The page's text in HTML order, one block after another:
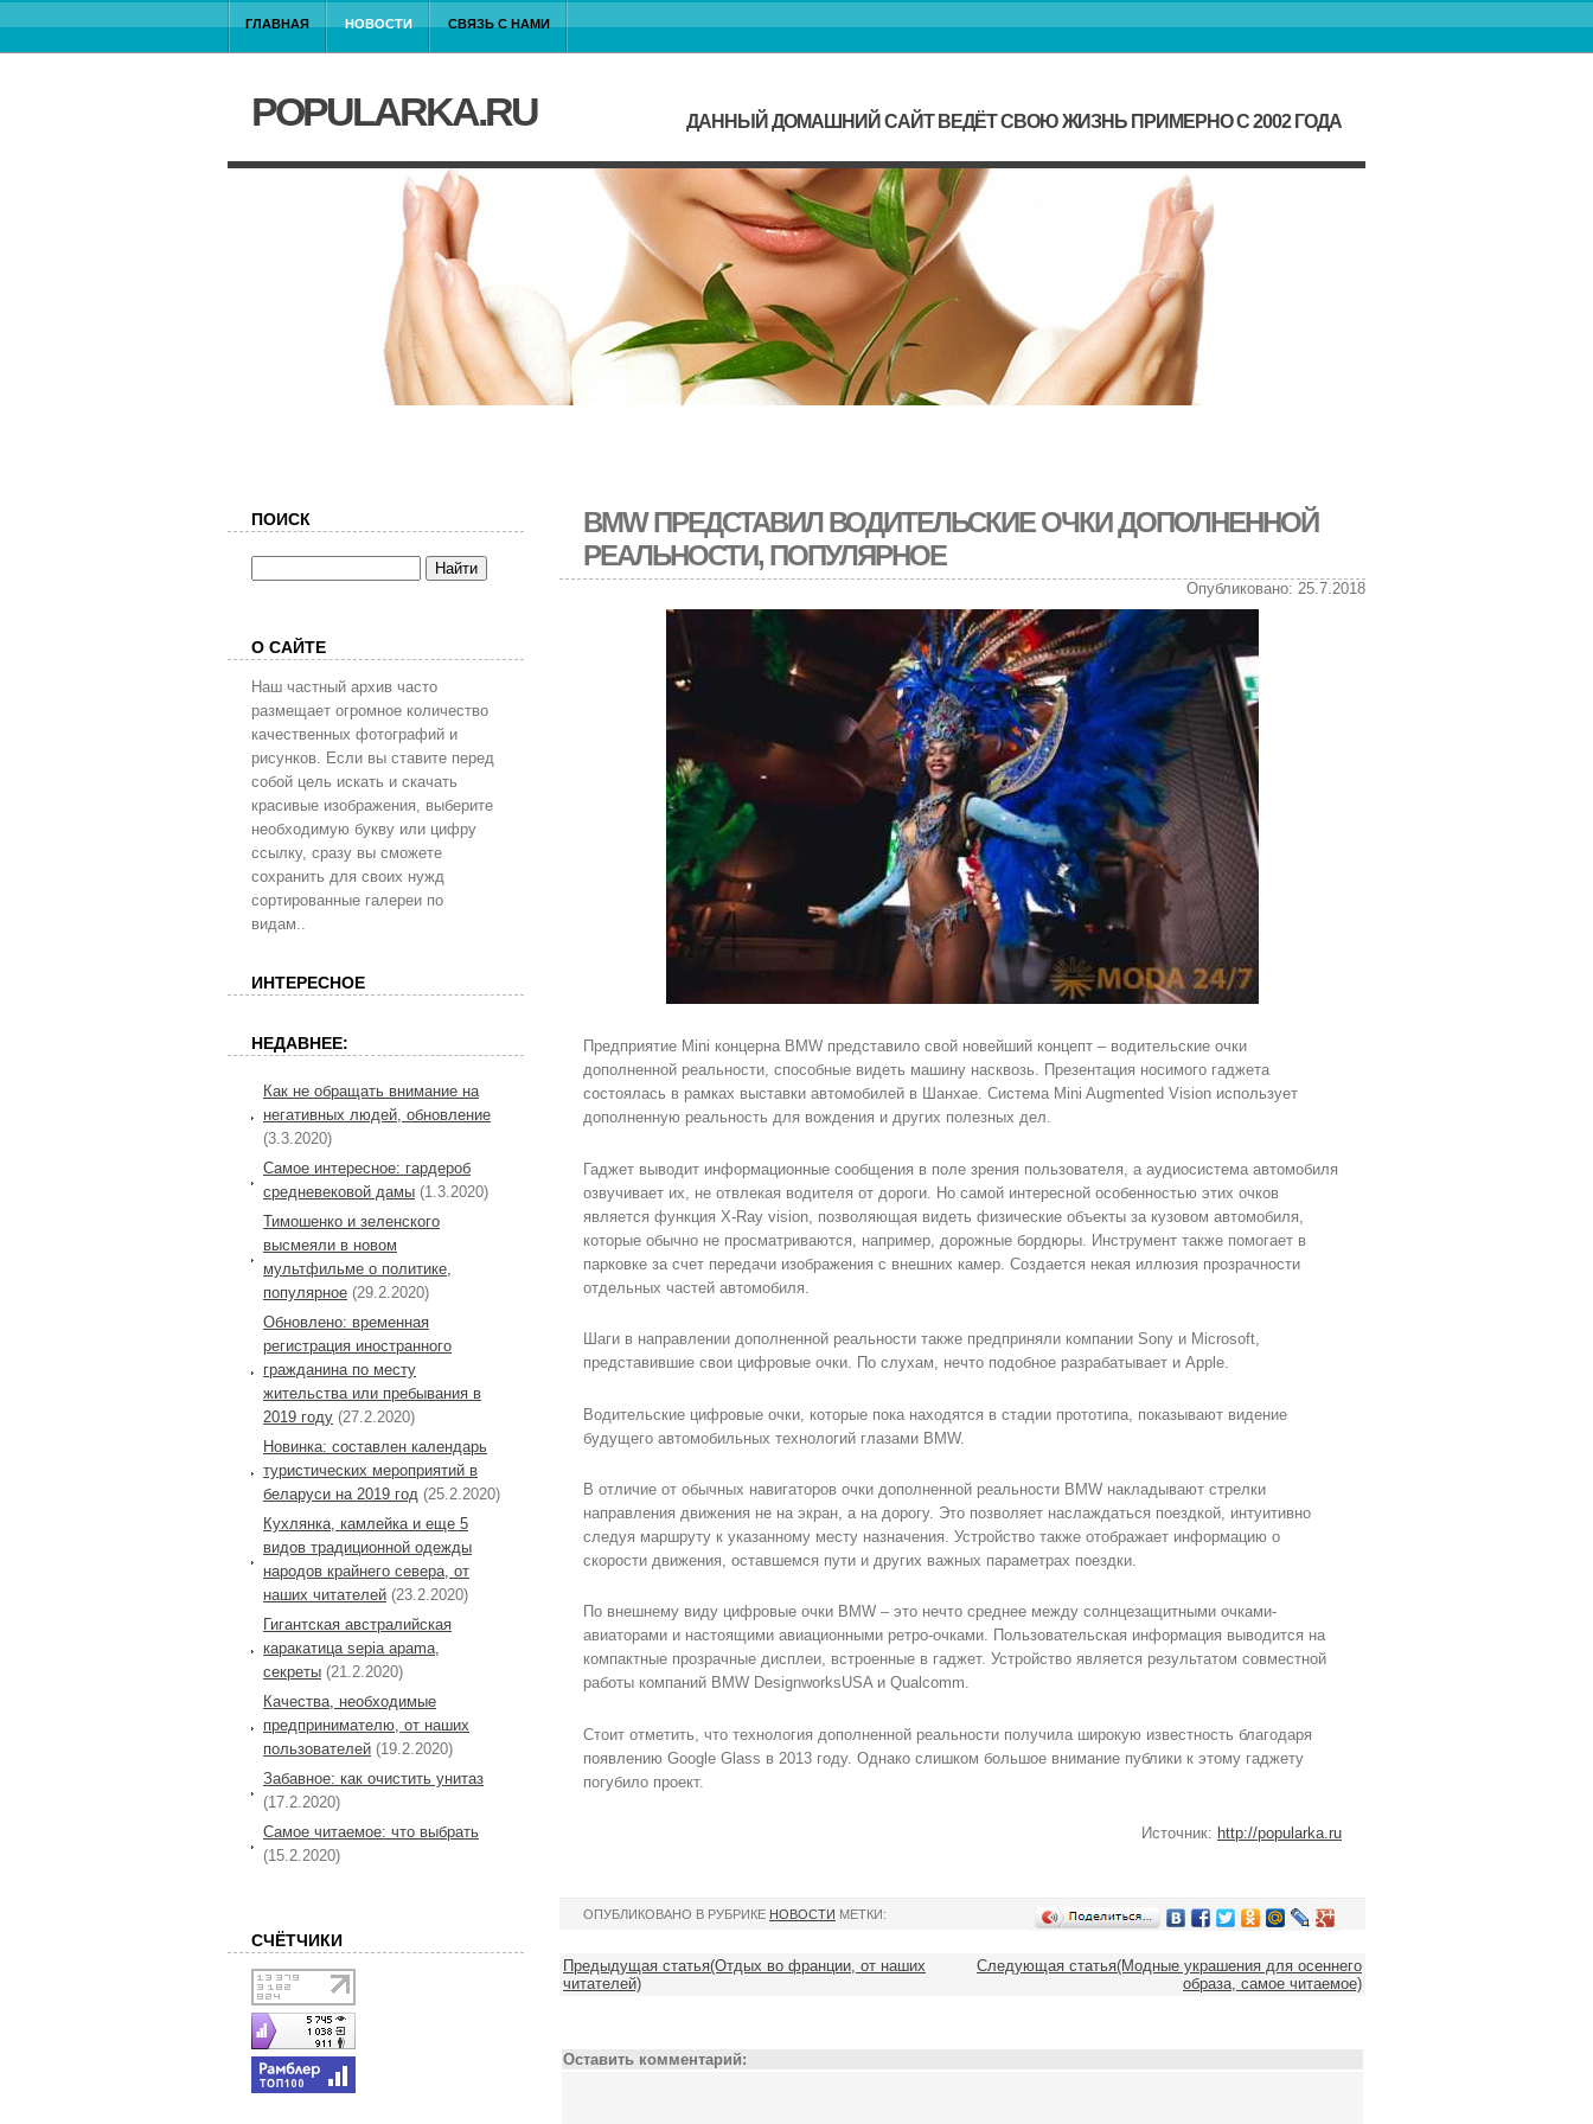
ГЛАВНАЯ НОВОСТИ СВЯЗЬ С НАМИ
POPULARKA.RU ДАННЫЙ ДОМАШНИЙ САЙТ ВЕДЁТ СВОЮ ЖИЗНЬ ПРИМЕРНО С 2002 ГОДА
BMW ПРЕДСТАВИЛ ВОДИТЕЛЬСКИЕ ОЧКИ ДОПОЛНЕННОЙ
РЕАЛЬНОСТИ, ПОПУЛЯРНОЕ
Опубликовано: 25.7.2018
Предприятие Mini концерна BMW представило свой новейший концепт – водительские очки
дополненной реальности, способные видеть машину насквозь. Презентация носимого гаджета
состоялась в рамках выставки автомобилей в Шанхае. Система Mini Augmented Vision использует
дополненную реальность для вождения и других полезных дел.
Гаджет выводит информационные сообщения в поле зрения пользователя, а аудиосистема автомобиля
озвучивает их, не отвлекая водителя от дороги. Но самой интересной особенностью этих очков
является функция X-Ray vision, позволяющая видеть физические объекты за кузовом автомобиля,
которые обычно не просматриваются, например, дорожные бордюры. Инструмент также помогает в
парковке за счет передачи изображения с внешних камер. Создается некая иллюзия прозрачности
отдельных частей автомобиля.
Шаги в направлении дополненной реальности также предприняли компании Sony и Microsoft,
представившие свои цифровые очки. По слухам, нечто подобное разрабатывает и Apple.
Водительские цифровые очки, которые пока находятся в стадии прототипа, показывают видение
будущего автомобильных технологий глазами BMW.
В отличие от обычных навигаторов очки дополненной реальности BMW накладывают стрелки
направления движения не на экран, а на дорогу. Это позволяет наслаждаться поездкой, интуитивно
следуя маршруту к указанному месту назначения. Устройство также отображает информацию о
скорости движения, оставшемся пути и других важных параметрах поездки.
По внешнему виду цифровые очки BMW – это нечто среднее между солнцезащитными очками-
авиаторами и настоящими авиационными ретро-очками. Пользовательская информация выводится на
компактные прозрачные дисплеи, встроенные в гаджет. Устройство является результатом совместной
работы компаний BMW DesignworksUSA и Qualcomm.
Стоит отметить, что технология дополненной реальности получила широкую известность благодаря
появлению Google Glass в 2013 году. Однако слишком большое внимание публики к этому гаджету
погубило проект.
Источник: http://popularka.ru
ОПУБЛИКОВАНО В РУБРИКЕ НОВОСТИ МЕТКИ:
Предыдущая статья(Отдых во франции, от наших
читателей)
Следующая статья(Модные украшения для осеннего
образа, самое читаемое)
Оставить комментарий:
ПОИСК
О САЙТЕ
Наш частный архив часто
размещает огромное количество
качественных фотографий и
рисунков. Если вы ставите перед
собой цель искать и скачать
красивые изображения, выберите
необходимую букву или цифру
ссылку, сразу вы сможете
сохранить для своих нужд
сортированные галереи по
видам..
ИНТЕРЕСНОЕ
НЕДАВНЕЕ:
Как не обращать внимание на
негативных людей, обновление
(3.3.2020)
Самое интересное: гардероб
средневековой дамы (1.3.2020)
Тимошенко и зеленского
высмеяли в новом
мультфильме о политике,
популярное (29.2.2020)
Обновлено: временная
регистрация иностранного
гражданина по месту
жительства или пребывания в
2019 году (27.2.2020)
Новинка: составлен календарь
туристических мероприятий в
беларуси на 2019 год (25.2.2020)
Кухлянка, камлейка и еще 5
видов традиционной одежды
народов крайнего севера, от
наших читателей (23.2.2020)
Гигантская австралийская
каракатица sepia apama,
секреты (21.2.2020)
Качества, необходимые
предпринимателю, от наших
пользователей (19.2.2020)
Забавное: как очистить унитаз
(17.2.2020)
Самое читаемое: что выбрать
(15.2.2020)
СЧЁТЧИКИ